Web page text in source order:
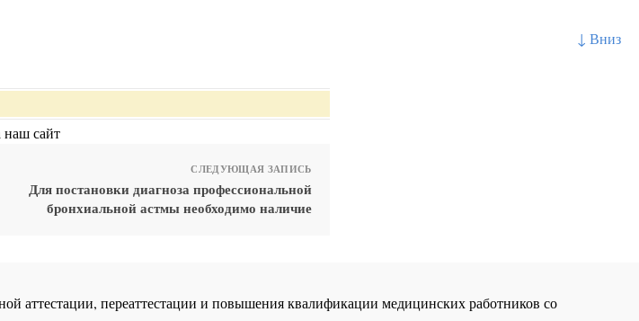
↓ Вниз
наш сайт
СЛЕДУЮЩАЯ ЗАПИСЬ
Для постановки диагноза профессиональной
бронхиальной астмы необходимо наличие
аттестации, переаттестации и повышения квалификации медицинских работников со